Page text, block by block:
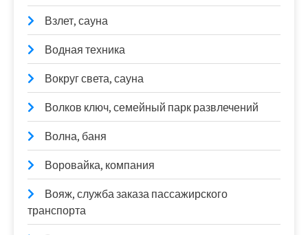
Взлет, сауна
Водная техника
Вокруг света, сауна
Волков ключ, семейный парк развлечений
Волна, баня
Воровайка, компания
Вояж, служба заказа пассажирского
транспорта